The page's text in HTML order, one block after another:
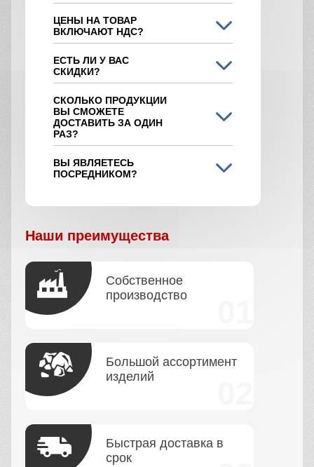
ЦЕНЫ НА ТОВАР
ВКЛЮЧАЮТ НДС?
ЕСТЬ ЛИ У ВАС
СКИДКИ?
СКОЛЬКО ПРОДУКЦИИ
ВЫ СМОЖЕТЕ
ДОСТАВИТЬ ЗА ОДИН
РАЗ?
ВЫ ЯВЛЯЕТЕСЬ
ПОСРЕДНИКОМ?
Наши преимущества
Собственное
производство
Большой ассортимент
изделий
Быстрая доставка в
срок